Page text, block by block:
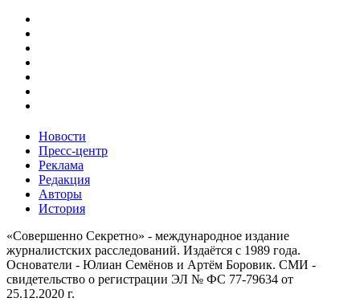
Новости
Пресс-центр
Реклама
Редакция
Авторы
История
«Совершенно Секретно» - международное издание
журналистских расследований. Издаётся с 1989 года.
Основатели - Юлиан Семёнов и Артём Боровик. CМИ -
свидетельство о регистрации ЭЛ № ФС 77-79634 от
25.12.2020 г.